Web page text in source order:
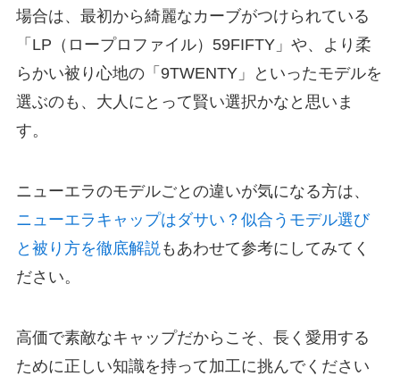
場合は、最初から綺麗なカーブがつけられている
「LP（ロープロファイル）59FIFTY」や、より柔
らかい被り心地の「9TWENTY」といったモデルを
選ぶのも、大人にとって賢い選択かなと思いま
す。
ニューエラのモデルごとの違いが気になる方は、
ニューエラキャップはダサい？似合うモデル選び
と被り方を徹底解説 もあわせて参考にしてみてく
ださい。
高価で素敵なキャップだからこそ、長く愛用する
ために正しい知識を持って加工に挑んでください